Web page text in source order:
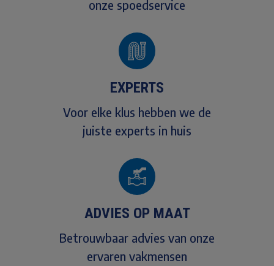
onze spoedservice
EXPERTS
Voor elke klus hebben we de
juiste experts in huis
ADVIES OP MAAT
Betrouwbaar advies van onze
ervaren vakmensen